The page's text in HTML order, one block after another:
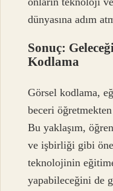
dünyasına adım
Sonuç:
Kodlama
Görsel kodlama,
beceri
Bu yaklaşım,
ve işbirliği gibi
teknolojinin
yapabileceğini de